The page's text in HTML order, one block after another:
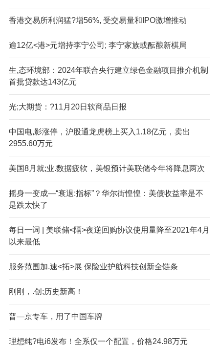
香港交易所利润猛?增56%, 受交易量和IPO激增推动
逾12亿<港>元增持李宁公司; 李宁家族或酝酿新棋局
生,态环境部：2024年联合央行建立绿色金融项目推介机制
首批贷款达143亿元
光;大期货：?11月20日软商品日报
中国电,影涨停，沪股通龙虎榜上买入1.18亿元，卖出
2955.60万元
美国8月就;业.数据疲软，美银预计美联储今年将降息两次
摇身一变成—“衰退:指标”？华尔街惶惶：美债收益率是不
是跌太快了
每日一词 | 美联储<隔>夜逆回购协议使用量降至2021年4月
以来最低
服务范围加.速<拓>展 保险业护航科技创新全链条
刚刚，.创;历史新高！
普—京专车，用了中国车牌
理想纯?电i6发布！全系仅一个配置，价格24.98万元